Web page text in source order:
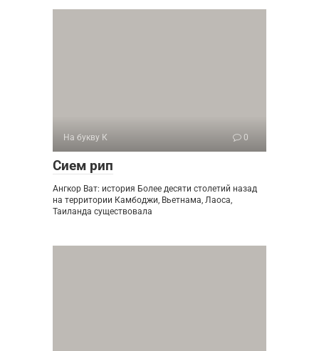
На букву К 0
Сием рип
Ангкор Ват: история Более десяти столетий назад
на территории Камбоджи, Вьетнама, Лаоса,
Таиланда существовала